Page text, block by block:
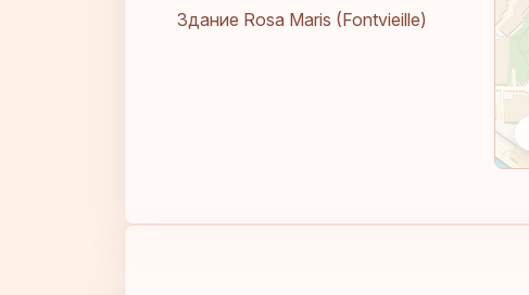
Здание Rosa Maris (Fontvieille)